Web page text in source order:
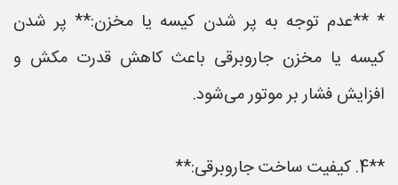
* **عدم توجه به پر شدن کیسه یا مخزن:** پر شدن
کیسه یا مخزن جاروبرقی باعث کاهش قدرت مکش و
افزایش فشار بر موتور می‌شود.
**4. کیفیت ساخت جاروبرقی:**